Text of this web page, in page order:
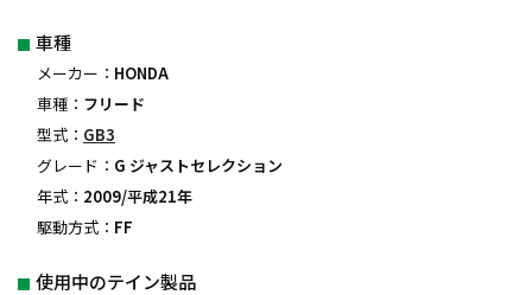
車種
メーカー： HONDA
車種： フリード
型式： GB3
グレード： G ジャストセレクション
年式： 2009/平成21年
駆動方式： FF
使用中のテイン製品